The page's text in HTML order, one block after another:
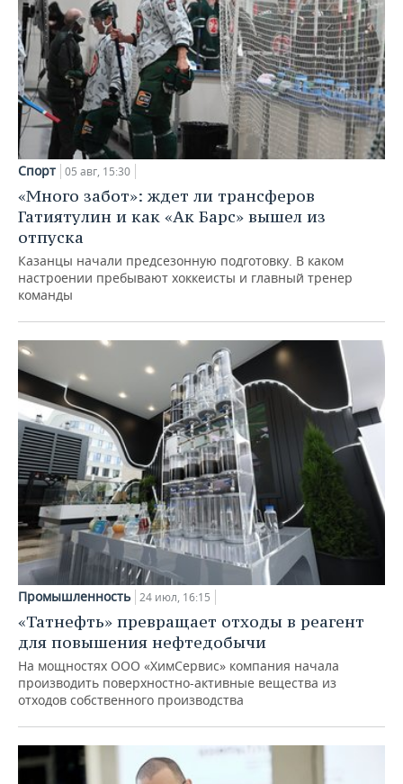
Спорт 05 авг, 15:30
«Много забот»: ждет ли трансферов
Гатиятулин и как «Ак Барс» вышел из
отпуска
Казанцы начали предсезонную подготовку. В каком
настроении пребывают хоккеисты и главный тренер
команды
Промышленность 24 июл, 16:15
«Татнефть» превращает отходы в реагент
для повышения нефтедобычи
На мощностях ООО «ХимСервис» компания начала
производить поверхностно-активные вещества из
отходов собственного производства